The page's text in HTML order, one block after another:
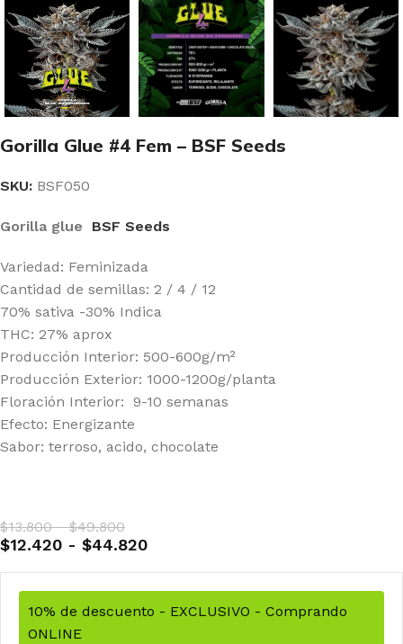
Gorilla Glue #4 Fem – BSF Seeds
SKU: BSF050
Gorilla glue BSF Seeds
Variedad: Feminizada
Cantidad de semillas: 2 / 4 / 12
70% sativa -30% Indica
THC: 27% aprox
Producción Interior: 500-600g/m²
Producción Exterior: 1000-1200g/planta
Floración Interior: 9-10 semanas
Efecto: Energizante
Sabor: terroso, acido, chocolate
$13.800 - $49.800
$12.420 - $44.820
10% de descuento - EXCLUSIVO - Comprando
ONLINE